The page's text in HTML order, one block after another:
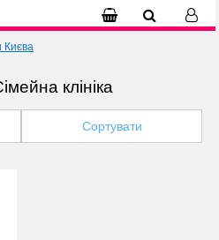
Києва
клініка
Сортувати